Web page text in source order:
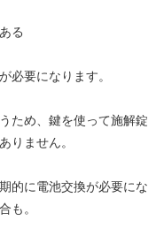
る
必要になります。
ため、鍵を使って施解錠
りません。
的に電池交換が必要にな
も。